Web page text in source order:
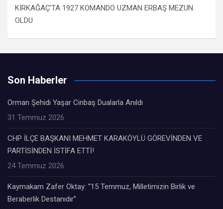
KIRKAĞAÇ’TA 1927 KOMANDO UZMAN ERBAŞ MEZUN
OLDU
Son Haberler
Orman Şehidi Yaşar Cinbaş Dualarla Anıldı
31 Temmuz 2026
CHP İLÇE BAŞKANI MEHMET KARAKÖYLÜ GÖREVİNDEN VE
PARTİSİNDEN İSTİFA ETTİ!
24 Temmuz 2026
Kaymakam Zafer Oktay: “15 Temmuz, Milletimizin Birlik ve
Beraberlik Destanıdır”